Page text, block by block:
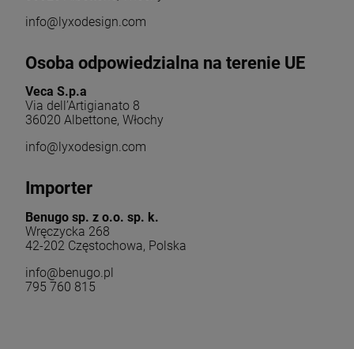
info@lyxodesign.com
Osoba odpowiedzialna na terenie UE
Veca S.p.a
Via dell’Artigianato 8
36020 Albettone, Włochy
info@lyxodesign.com
Importer
Benugo sp. z o.o. sp. k.
Wręczycka 268
42-202 Częstochowa, Polska
info@benugo.pl
795 760 815